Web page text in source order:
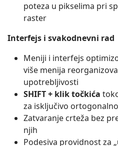
poteza u pikselima pri
raster
Interfejs i svakodnevni rad
Meniji i interfejs
više menija
upotrebljivosti
SHIFT + klik točkića
za isključivo
Zatvaranje crteža bez
njih
Podesiva providnost za